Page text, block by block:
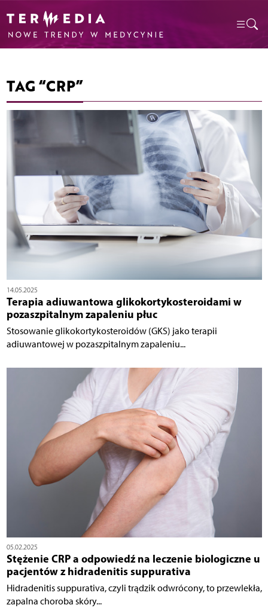
TAG “CRP”
14.05.2025
Terapia adiuwantowa glikokortykosteroidami w
pozaszpitalnym zapaleniu płuc
Stosowanie glikokortykosteroidów (GKS) jako terapii
adiuwantowej w pozaszpitalnym zapaleniu...
05.02.2025
Stężenie CRP a odpowiedź na leczenie biologiczne u
pacjentów z hidradenitis suppurativa
Hidradenitis suppurativa, czyli trądzik odwrócony, to przewlekła,
zapalna choroba skóry...